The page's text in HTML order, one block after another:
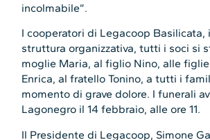
incolmabile”.
I cooperatori di Legacoop Basilicata,
struttura organizzativa, tutti i soci si
moglie Maria, al figlio Nino, alle
Enrica, al fratello Tonino, a tutti i
momento di grave dolore. I funerali
Lagonegro il 14 febbraio, alle ore 11.
Il Presidente di Legacoop, Simone